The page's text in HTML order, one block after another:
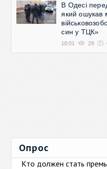
В Одесі
який ошукав
син у ТЦК»
18:01 29
Опрос
Кто должен стать